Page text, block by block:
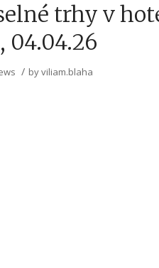
trhy v
04.04.26
/ byviliam.blaha